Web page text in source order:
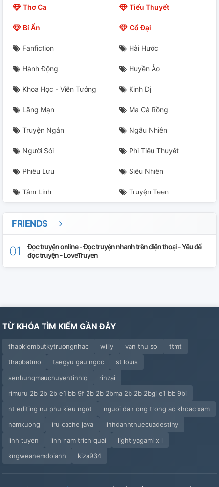
Thơ Ca Tiểu Thuyết
Bí Ẩn Cổ Đại
Fanfiction Hài Hước
Hành Động Huyền Ảo
Khoa Học - Viễn Tưởng Kinh Dị
Lãng Mạn Ma Cà Rồng
Truyện Ngắn Ngẫu Nhiên
Người Sói Phi Tiểu Thuyết
Phiêu Lưu Siêu Nhiên
Tâm Linh Truyện Teen
FRIENDS
Đọc truyện online - Đọc truyện nhanh trên điện thoại - Yêu để
đọc truyện - LoveTruyen
TỪ KHÓA TÌM KIẾM GẦN ĐÂY
thapkiembutkytruongnhac willy van thu so
ttmt
thapbatmo
taegyu gau ngoc
st louis
senhungmauchuyentinhlq
rinzai
rimuru 2b 2b 2b e1 bb 9f 2b 2b 2bma 2b 2b 2bgi e1 bb 9bi
nt editing nu phu kieu ngot
nguoi dan ong trong ao khoac xam
namxuong
lru cache java
linhdanhthuecuadestiny
linh tuyen
linh nam trich quai
light yagami x l
kngweanemdoianh
kiza934